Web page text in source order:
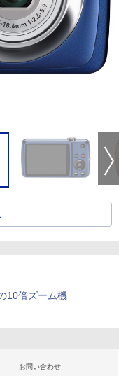
10倍ズーム機
お問い合わせ